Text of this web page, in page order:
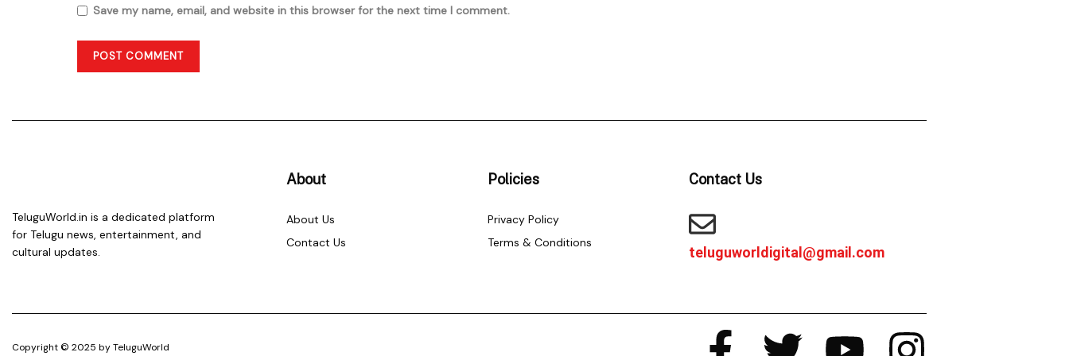
Save my name, email, and website in this browser for the next time I comment.
TeluguWorld.in is a dedicated platform
for Telugu news, entertainment, and
cultural updates.
About
About Us
Contact Us
Policies
Privacy Policy
Terms & Conditions
Contact Us
teluguworldigital@gmail.com
Copyright © 2025 by TeluguWorld